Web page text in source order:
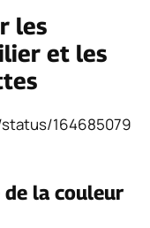
les
et les
164685079
de la couleur